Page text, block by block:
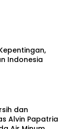
Indonesia
dan
Alvin Papatria